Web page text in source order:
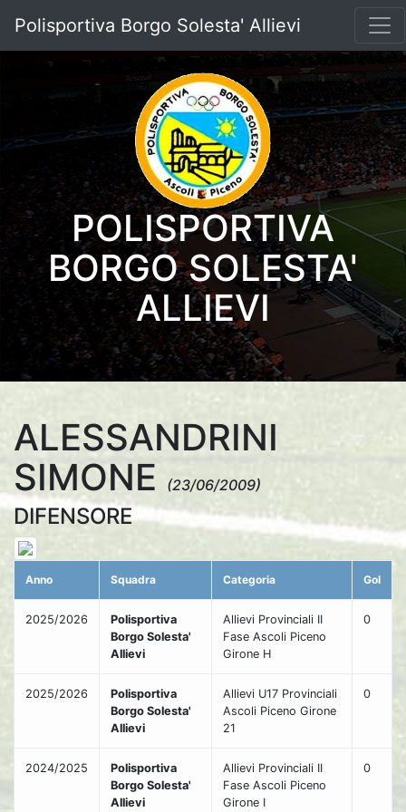
Polisportiva Borgo Solesta' Allievi
POLISPORTIVA
BORGO SOLESTA'
ALLIEVI
ALESSANDRINI
SIMONE
(23/06/2009)
DIFENSORE
Anno Squadra Categoria Gol
2025/2026
Polisportiva
Borgo Solesta'
Allievi
Allievi Provinciali II
Fase Ascoli Piceno
Girone H
0
2025/2026
Polisportiva
Borgo Solesta'
Allievi
Allievi U17 Provinciali
Ascoli Piceno Girone
21
0
2024/2025
Polisportiva
Borgo Solesta'
Allievi
Allievi Provinciali II
Fase Ascoli Piceno
Girone I
0